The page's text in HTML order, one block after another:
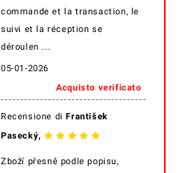
commande et la transaction, le
suivi et la réception se
déroulen ...
05-01-2026
Acquisto verificato
Recensione diFrantišek
Pasecký,
Zboží přesně podle popisu,